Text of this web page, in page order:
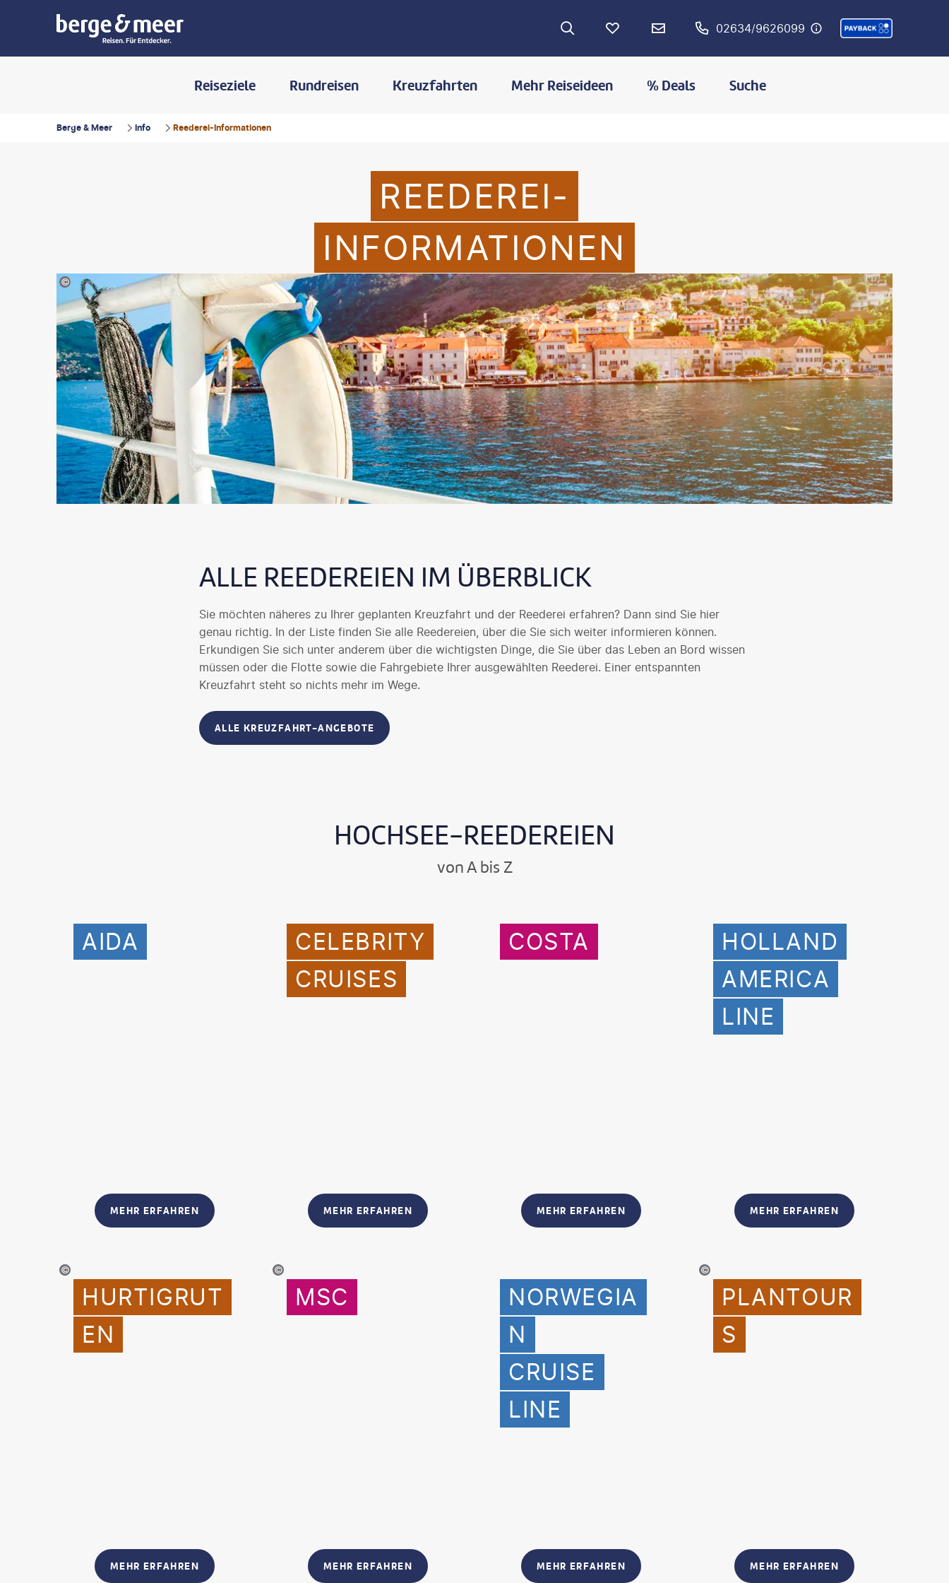
02634/9626099
Reiseziele Rundreisen Kreuzfahrten Mehr Reiseideen % Deals Suche
Berge & Meer Info Reederei-Informationen
REEDEREI-
INFORMATIONEN
©joci03-gty
ALLE REEDEREIEN IM ÜBERBLICK
Sie möchten näheres zu Ihrer geplanten Kreuzfahrt und der Reederei erfahren? Dann sind Sie hier
genau richtig. In der Liste finden Sie alle Reedereien, über die Sie sich weiter informieren können.
Erkundigen Sie sich unter anderem über die wichtigsten Dinge, die Sie über das Leben an Bord wissen
müssen oder die Flotte sowie die Fahrgebiete Ihrer ausgewählten Reederei. Einer entspannten
Kreuzfahrt steht so nichts mehr im Wege.
ALLE KREUZFAHRT-ANGEBOTE
HOCHSEE-REEDEREIEN
von A bis Z
AIDA
MEHR ERFAHREN
CELEBRITY
CRUISES
MEHR ERFAHREN
COSTA
MEHR ERFAHREN
HOLLAND
AMERICA
LINE
MEHR ERFAHREN
©Hurtigruten Expeditions - Espen Mills
HURTIGRUT
EN
MEHR ERFAHREN
MSC Cruises
MSC
MEHR ERFAHREN
NORWEGIA
N
CRUISE
LINE
MEHR ERFAHREN
©Plantours Kreuzfahrten
PLANTOUR
S
MEHR ERFAHREN